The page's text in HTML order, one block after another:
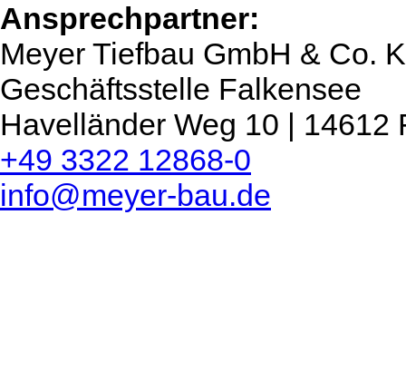
Ansprechpartner:
Meyer Tiefbau GmbH & Co.
Geschäftsstelle Falkensee
Havelländer Weg 10 | 14612
+49 3322 12868-0
info@meyer-bau.de